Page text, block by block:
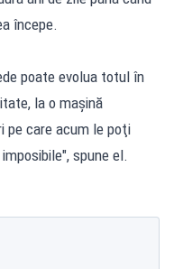
începe.
poate evolua totul în
la o maşină
pe care acum le poţi
spune el.